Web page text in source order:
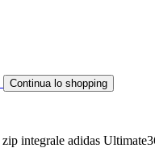
Continua lo shopping
integrale adidas